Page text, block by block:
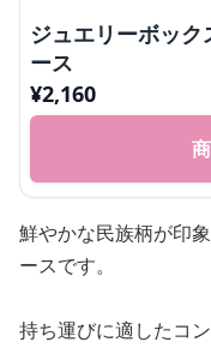
ジュエリーボッ
ース
¥2,160
鮮やかな民族柄が印
ースです。
持ち運びに適したコ